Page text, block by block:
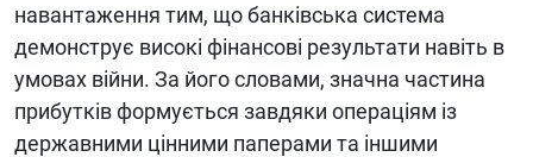
навантаження тим, що банківська система
демонструє високі фінансові результати навіть в
умовах війни. За його словами, значна частина
прибутків формується завдяки операціям із
державними цінними паперами та іншими